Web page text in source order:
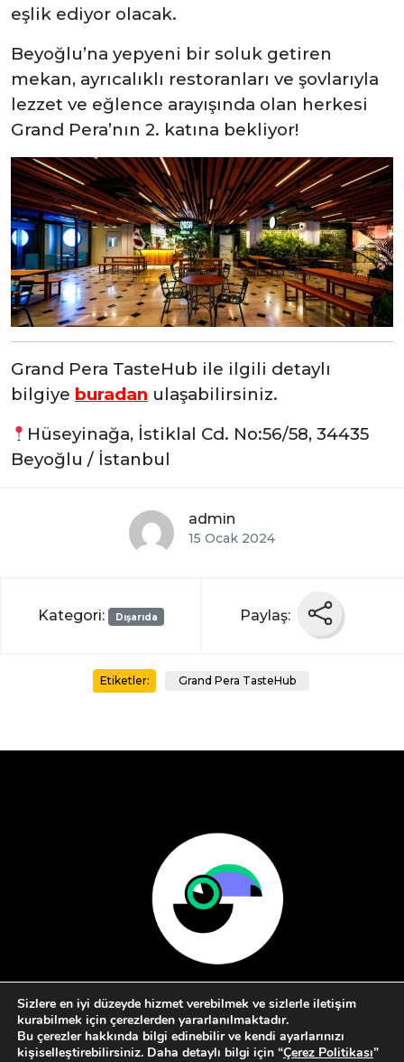
eşlik ediyor olacak.
Beyoğlu’na yepyeni bir soluk getiren
mekan, ayrıcalıklı restoranları ve şovlarıyla
lezzet ve eğlence arayışında olan herkesi
Grand Pera’nın 2. katına bekliyor!
Grand Pera TasteHub ile ilgili detaylı
bilgiye buradan ulaşabilirsiniz.
Hüseyinağa, İstiklal Cd. No:56/58, 34435
Beyoğlu / İstanbul
admin
15 Ocak 2024
Kategori: Dışarıda Paylaş:
Etiketler: Grand Pera TasteHub
Sizlere en iyi düzeyde hizmet verebilmek ve sizlerle iletişim
kurabilmek için çerezlerden yararlanılmaktadır.
Bu çerezler hakkında bilgi edinebilir ve kendi ayarlarınızı
kişiselleştirebilirsiniz. Daha detaylı bilgi için “Çerez Politikası”